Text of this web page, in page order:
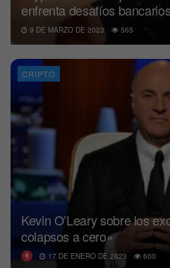
enfrenta desafíos bancarios
9 DE MARZO DE 2023 565
CRIPTO
Kevin O’Leary sobre los
colapsos a cero»
17 DE ENERO DE 2023 600